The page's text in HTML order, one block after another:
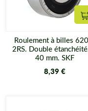
Roulement à billes
2RS. Double
40 mm. SKF
8,39 €